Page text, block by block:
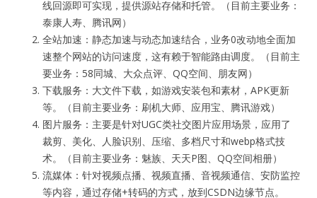
线回源即可实现，提供源站存储和托管。（目前主要业务：
泰康人寿、腾讯网）
全站加速：静态加速与动态加速结合，业务0改动地全面加
速整个网站的访问速度，这有赖于智能路由调度。（目前主
要业务：58同城、大众点评、QQ空间、朋友网）
下载服务：大文件下载，如游戏安装包和素材，APK更新
等。（目前主要业务：刷机大师、应用宝、腾讯游戏）
图片服务：主要是针对UGC类社交图片应用场景，应用了
裁剪、美化、人脸识别、压缩、多档尺寸和webp格式技
术。（目前主要业务：魅族、天天P图、QQ空间相册）
流媒体：针对视频点播、视频直播、音视频通信、安防监控
等内容，通过存储+转码的方式，放到CSDN边缘节点。